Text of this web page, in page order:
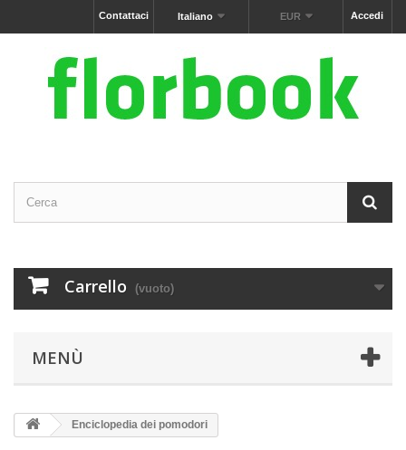
Accedi
EUR
Italiano
Contattaci
Carrello (vuoto)
MENÙ
Enciclopedia dei pomodori